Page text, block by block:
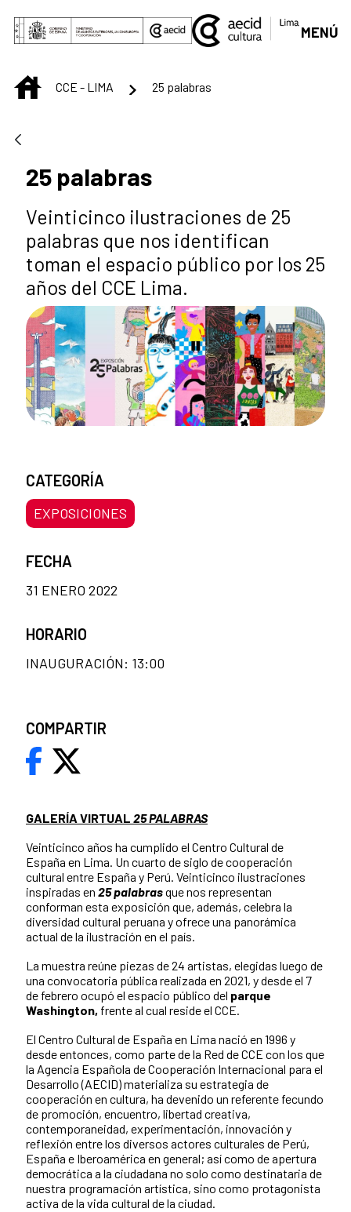
Saltar al contenido principal
MENÚ
INICIOCCE - LIMA 25 palabras
25 palabras
Veinticinco ilustraciones de 25
palabras que nos identifican
toman el espacio público por los 25
años del CCE Lima.
GALERÍA VIRTUAL 25 PALABRAS
Veinticinco años ha cumplido el Centro Cultural de
España en Lima. Un cuarto de siglo de cooperación
cultural entre España y Perú. Veinticinco ilustraciones
inspiradas en 25 palabrasque nos representan
conforman esta exposición que, además, celebra la
diversidad cultural peruana y ofrece una panorámica
actual de la ilustración en el país.
La muestra reúne piezas de 24 artistas, elegidas luego de
una convocatoria pública realizada en 2021, y desde el 7
de febrero ocupó el espacio público del parque
Washington, frente al cual reside el CCE.
El Centro Cultural de España en Lima nació en 1996 y
desde entonces, como parte de la Red de CCE con los que
la Agencia Española de Cooperación Internacional para el
Desarrollo (AECID) materializa su estrategia de
cooperación en cultura, ha devenido un referente fecundo
de promoción, encuentro, libertad creativa,
contemporaneidad, experimentación, innovación y
reflexión entre los diversos actores culturales de Perú,
España e Iberoamérica en general; así como de apertura
democrática a la ciudadana no solo como destinataria de
nuestra programación artística, sino como protagonista
activa de la vida cultural de la ciudad.
CATEGORÍA
EXPOSICIONES
FECHA
31 ENERO 2022
HORARIO
INAUGURACIÓN: 13:00
COMPARTIR